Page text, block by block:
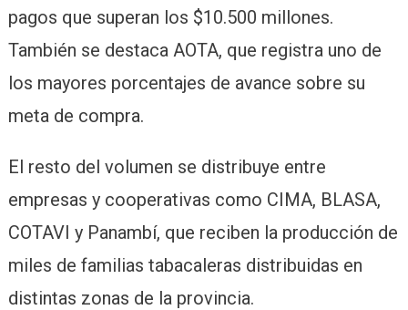
pagos que superan los $10.500 millones.
También se destaca AOTA, que registra uno de
los mayores porcentajes de avance sobre su
meta de compra.
El resto del volumen se distribuye entre
empresas y cooperativas como CIMA, BLASA,
COTAVI y Panambí, que reciben la producción de
miles de familias tabacaleras distribuidas en
distintas zonas de la provincia.